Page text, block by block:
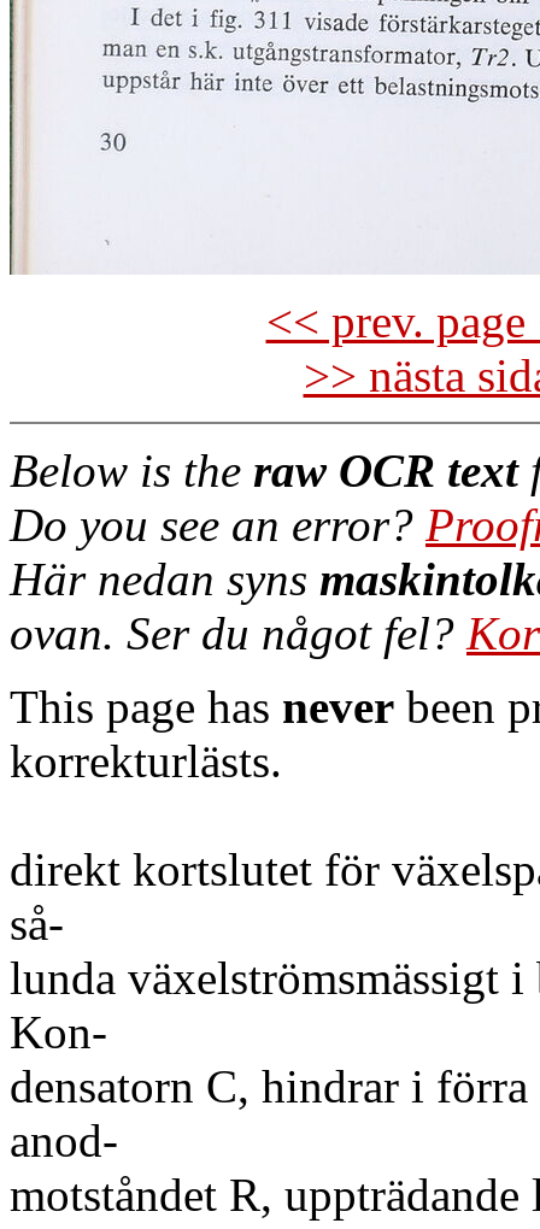
<< prev.
>> nästa
Below is the raw OCR text
Do you see an error?
Här nedan syns
ovan. Ser du något fel?
This page has never been
korrekturlästs.
direkt kortslutet för
så-
lunda växelströmsmässigt
Kon-
densatorn C, hindrar i
anod-
motståndet R,